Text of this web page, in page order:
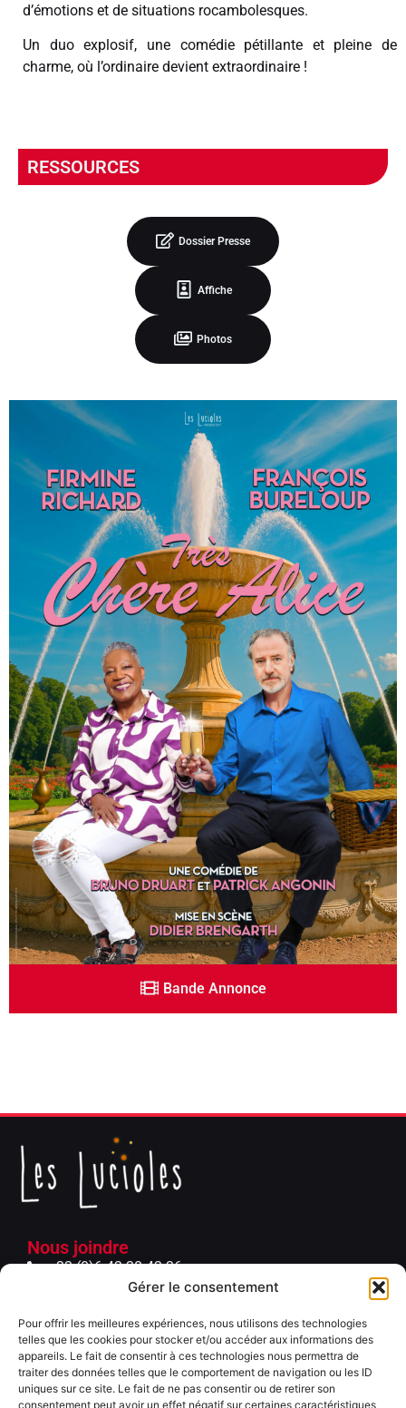
Gérer le consentement
Pour offrir les meilleures expériences, nous utilisons des technologies
telles que les cookies pour stocker et/ou accéder aux informations des
appareils. Le fait de consentir à ces technologies nous permettra de
traiter des données telles que le comportement de navigation ou les ID
uniques sur ce site. Le fait de ne pas consentir ou de retirer son
consentement peut avoir un effet négatif sur certaines caractéristiques
d’émotions et de situations rocambolesques.
Un duo explosif, une comédie pétillante et pleine de
charme, où l’ordinaire devient extraordinaire !
RESSOURCES
Dossier Presse
Affiche
Photos
Bande Annonce
Nous joindre
+33 (0)6 43 38 43 36
+33 (0)6 62 02 04 31
27 rue Clavel - 75019 Paris​
Liens rapide
Mentions légales